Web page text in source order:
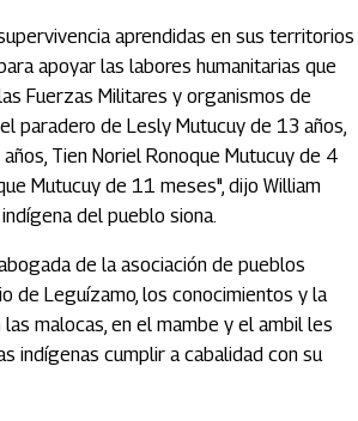
aprendidas en sus territorios
apoyar las labores humanitarias que
Fuerzas Militares y organismos de
paradero de Lesly Mutucuy de 13 años,
Tien Noriel Ronoque Mutucuy de 4
Mutucuy de 11 meses", dijo William
del pueblo siona.
de la asociación de pueblos
de Leguízamo, los conocimientos y la
malocas, en el mambe y el ambil les
indígenas cumplir a cabalidad con su